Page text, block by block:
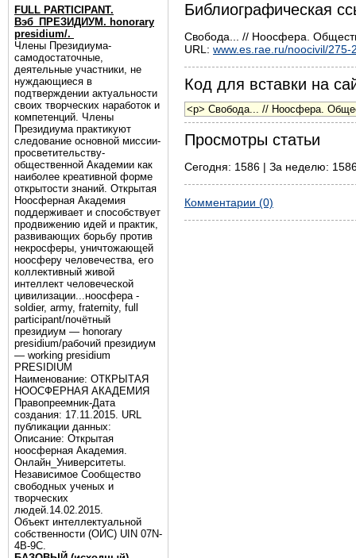
FULL PARTICIPANT.
Вэб_ПРЕЗИДИУМ. honorary
presidium/.
Члены Президиума-
самодостаточные,
деятельные участники, не
нуждающиеся в
подтверждении актуальности
своих творческих наработок и
компетенций. Члены
Президиума практикуют
следование основной миссии-
просветительству-
общественной Академии как
наиболее креативной форме
открытости знаний. Открытая
Ноосферная Академия
поддерживает и способствует
продвижению идей и практик,
развивающих борьбу против
некросферы, уничтожающей
ноосферу человечества, его
коллективный живой
интеллект человеческой
цивилизации...ноосфера -
soldier, army, fraternity, full
participant/почётный
президиум — honorary
presidium/рабочий президиум
— working presidium
PRESIDIUM
Наименование: ОТКРЫТАЯ
НООСФЕРНАЯ АКАДЕМИЯ
Правопреемник-Дата
создания: 17.11.2015. URL
публикации данных:
Описание: Открытая
ноосферная Академия.
Онлайн_Университеты.
Независимое Сообщество
свободных ученых и
творческих
людей.14.02.2015.
Объект интеллектуальной
собственности (ОИС) UIN 07N-
4B-9C.
Библиографическая
Свобода... // Ноосфера.
URL: www.es.rae.ru/noocivil/275-
Код для вставки на
Просмотры статьи
Сегодня: 1586 | За неделю:
Комментарии (0)